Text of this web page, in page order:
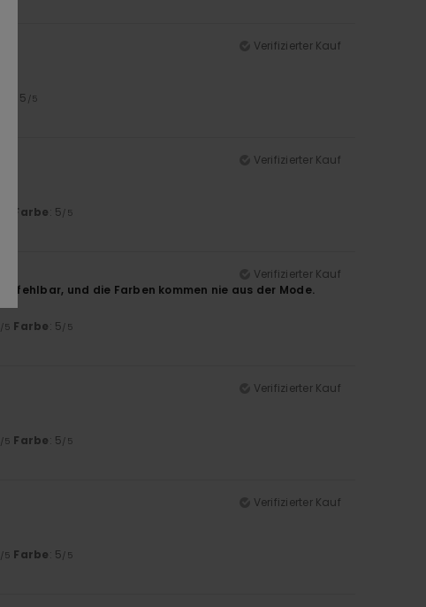
Verifizierter Kauf
: 5 /5
Verifizierter Kauf
Farbe: 5/5
Verifizierter Kauf
und die Farben kommen nie aus der Mode.
/5 Farbe: 5/5
Verifizierter Kauf
/5 Farbe: 5/5
Verifizierter Kauf
/5 Farbe: 5/5